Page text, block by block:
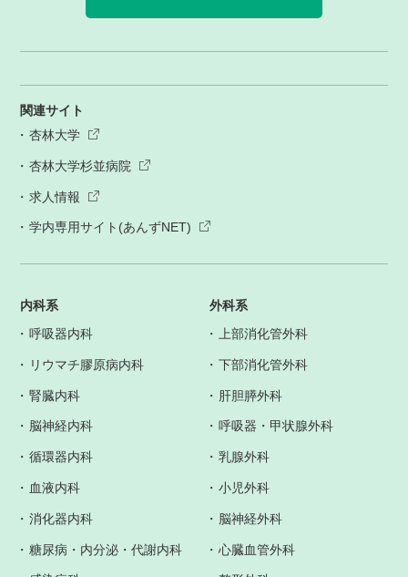
関連サイト
杏林大学
杏林大学杉並病院
求人情報
学内専用サイト(あんずNET)
内科系
呼吸器内科
リウマチ膠原病内科
腎臓内科
脳神経内科
循環器内科
血液内科
消化器内科
糖尿病・内分泌・代謝内科
外科系
上部消化管外科
下部消化管外科
肝胆膵外科
呼吸器・甲状腺外科
乳腺外科
小児外科
脳神経外科
心臓血管外科